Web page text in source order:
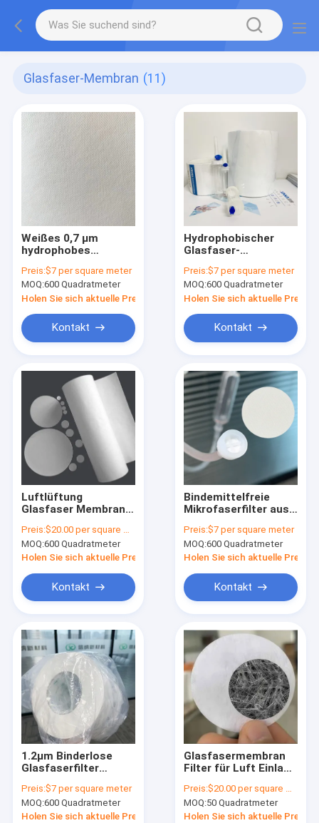
Glasfaser-Membran (11)
Weißes 0,7 μm
hydrophobes
ohne Bindemittel
Preis:$7 per square meter
MOQ:600 Quadratmeter
Holen Sie sich aktuelle Preis
Kontakt
Hydrophobischer
Glasfaser-
Infusionsspitze
Preis:$7 per square meter
MOQ:600 Quadratmeter
Holen Sie sich aktuelle Preis
Kontakt
Luftlüftung
Glasfaser Membran
Gasfiltrationsmembran
Preis:$20.00 per square meter
MOQ:600 Quadratmeter
Holen Sie sich aktuelle Preis
Kontakt
Bindemittelfreie
Mikrofaserfilter aus
Membran 0,45 μm
Glasfaserfilter
Preis:$7 per square meter
MOQ:600 Quadratmeter
Holen Sie sich aktuelle Preis
Kontakt
1.2μm Binderlose
Glasfaserfilter
Abluftmembran
Preis:$7 per square meter
MOQ:600 Quadratmeter
Holen Sie sich aktuelle Preis
Glasfasermembran
Filter für Luft Einlass
Infusionsset
Preis:$20.00 per square meter
MOQ:50 Quadratmeter
Holen Sie sich aktuelle Preis